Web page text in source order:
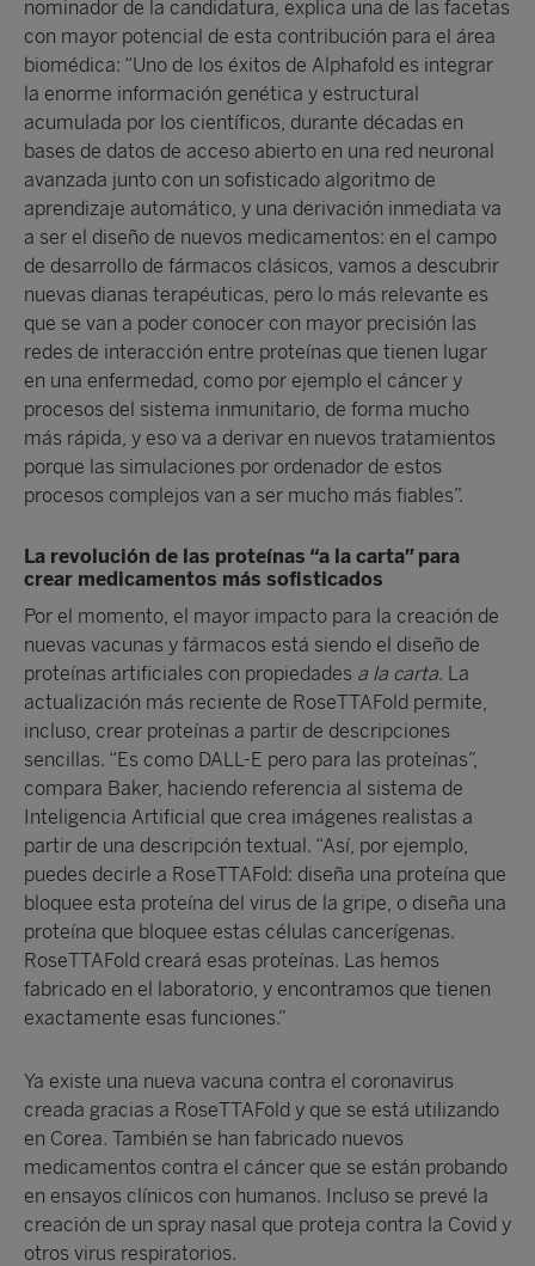
nominador de la candidatura, explica una de las facetas
con mayor potencial de esta contribución para el área
biomédica: “Uno de los éxitos de Alphafold es integrar
la enorme información genética y estructural
acumulada por los científicos, durante décadas en
bases de datos de acceso abierto en una red neuronal
avanzada junto con un sofisticado algoritmo de
aprendizaje automático, y una derivación inmediata va
a ser el diseño de nuevos medicamentos: en el campo
de desarrollo de fármacos clásicos, vamos a descubrir
nuevas dianas terapéuticas, pero lo más relevante es
que se van a poder conocer con mayor precisión las
redes de interacción entre proteínas que tienen lugar
en una enfermedad, como por ejemplo el cáncer y
procesos del sistema inmunitario, de forma mucho
más rápida, y eso va a derivar en nuevos tratamientos
porque las simulaciones por ordenador de estos
procesos complejos van a ser mucho más fiables”.
La revolución de las proteínas “a la carta” para
crear medicamentos más sofisticados
Por el momento, el mayor impacto para la creación de
nuevas vacunas y fármacos está siendo el diseño de
proteínas artificiales con propiedades a la carta. La
actualización más reciente de RoseTTAFold permite,
incluso, crear proteínas a partir de descripciones
sencillas. “Es como DALL-E pero para las proteínas”,
compara Baker, haciendo referencia al sistema de
Inteligencia Artificial que crea imágenes realistas a
partir de una descripción textual. “Así, por ejemplo,
puedes decirle a RoseTTAFold: diseña una proteína que
bloquee esta proteína del virus de la gripe, o diseña una
proteína que bloquee estas células cancerígenas.
RoseTTAFold creará esas proteínas. Las hemos
fabricado en el laboratorio, y encontramos que tienen
exactamente esas funciones.”
Ya existe una nueva vacuna contra el coronavirus
creada gracias a RoseTTAFold y que se está utilizando
en Corea. También se han fabricado nuevos
medicamentos contra el cáncer que se están probando
en ensayos clínicos con humanos. Incluso se prevé la
creación de un spray nasal que proteja contra la Covid y
otros virus respiratorios.